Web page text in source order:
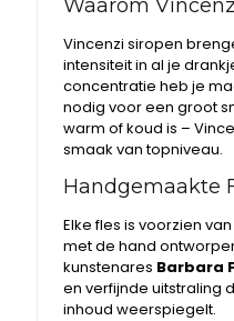
Waarom
Vincenzi siropen
intensiteit in al je
concentratie heb je
nodig voor een groot
warm of koud is –
smaak van topniveau.
Handgemaakte
Elke fles is voorzien
met de hand
kunstenares Barbara
en verfijnde uitstraling
inhoud weerspiegelt.